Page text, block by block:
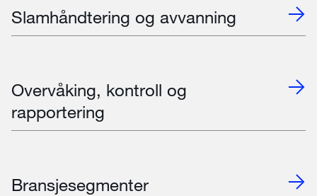
Slamhåndtering og avvanning
Overvåking, kontroll og
rapportering
Bransjesegmenter